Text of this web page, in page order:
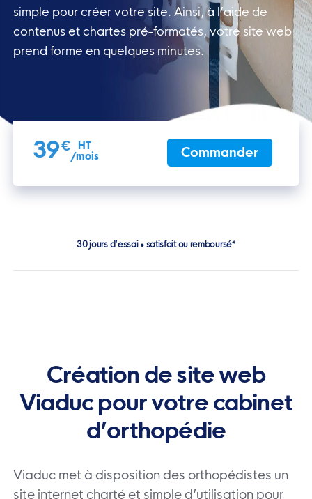
simple pour créer votre site. Ainsi, à l’aide de
contenus et chartes pré-formatés, votre site web
prend forme en quelques minutes.
39€
HT
/mois
Commander
30 jours d’essai • satisfait ou remboursé*
Création de site web
Viaduc pour votre cabinet
d’orthopédie
Viaduc met à disposition des orthopédistes un
site internet charté et simple d’utilisation pour